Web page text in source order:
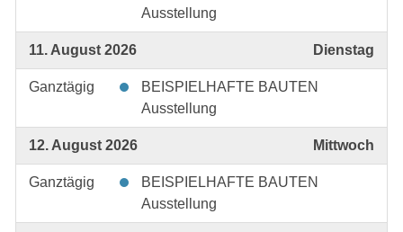
Ausstellung
11. August 2026 Dienstag
Ganztägig
BEISPIELHAFTE BAUTEN
Ausstellung
12. August 2026 Mittwoch
Ganztägig
BEISPIELHAFTE BAUTEN
Ausstellung